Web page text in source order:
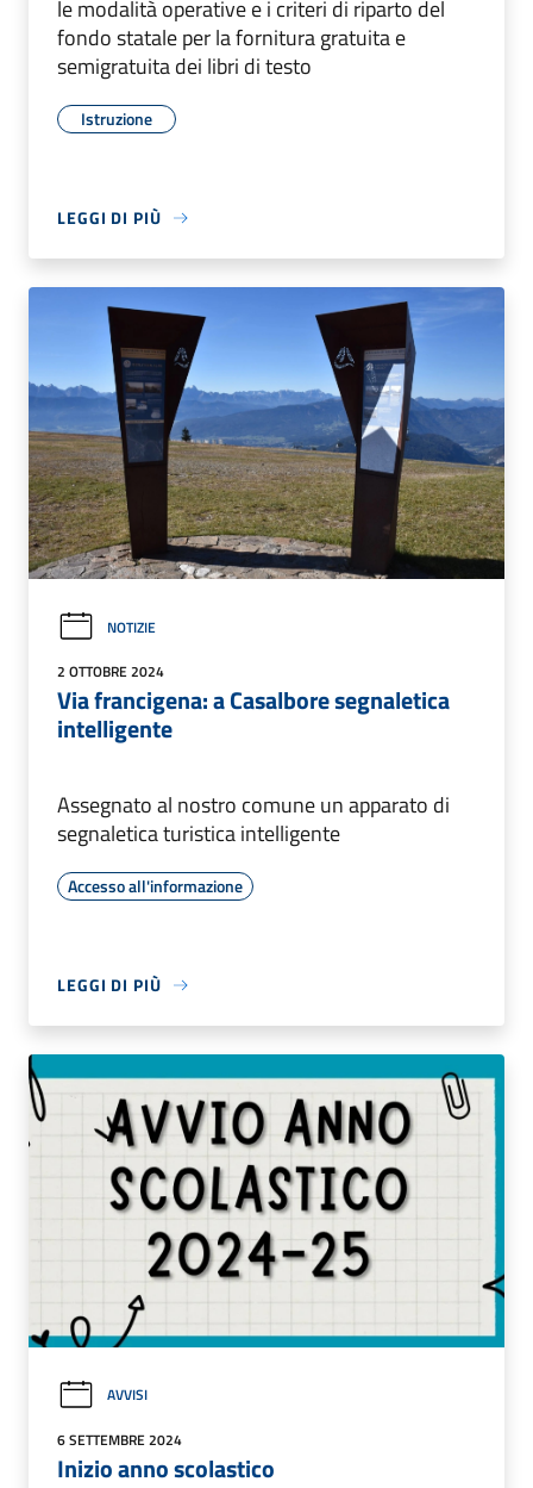
le modalità operative e i criteri di riparto del
fondo statale per la fornitura gratuita e
semigratuita dei libri di testo
Istruzione
LEGGI DI PIÙ
NOTIZIE
2 OTTOBRE 2024
Via francigena: a Casalbore segnaletica
intelligente
Assegnato al nostro comune un apparato di
segnaletica turistica intelligente
Accesso all'informazione
LEGGI DI PIÙ
AVVISI
6 SETTEMBRE 2024
Inizio anno scolastico